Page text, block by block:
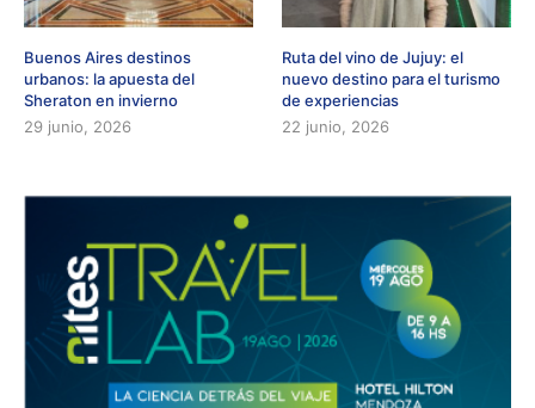
Buenos Aires destinos
urbanos: la apuesta del
Sheraton en invierno
29 junio, 2026
Ruta del vino de Jujuy: el
nuevo destino para el turismo
de experiencias
22 junio, 2026